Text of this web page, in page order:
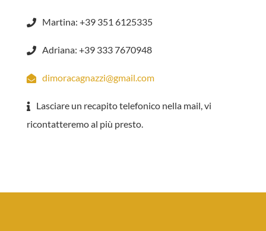
Martina: +39 351 6125335
Adriana: +39 333 7670948
dimoracagnazzi@gmail.com
Lasciare un recapito telefonico nella mail, vi
ricontatteremo al più presto.